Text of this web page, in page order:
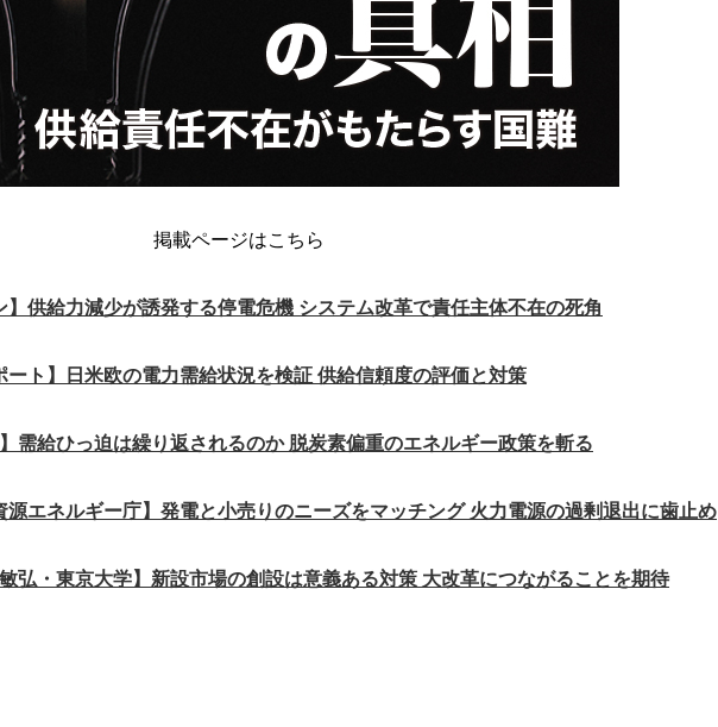
掲載ページはこちら
】供給力減少が誘発する停電危機 システム改革で責任主体不在の死角
ート】日米欧の電力需給状況を検証 供給信頼度の評価と対策
】需給ひっ迫は繰り返されるのか 脱炭素偏重のエネルギー政策を斬る
源エネルギー庁】発電と小売りのニーズをマッチング 火力電源の過剰退出に歯止め
弘・東京大学】新設市場の創設は意義ある対策 大改革につながることを期待